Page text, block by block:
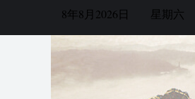
8年8月2026日 星期六